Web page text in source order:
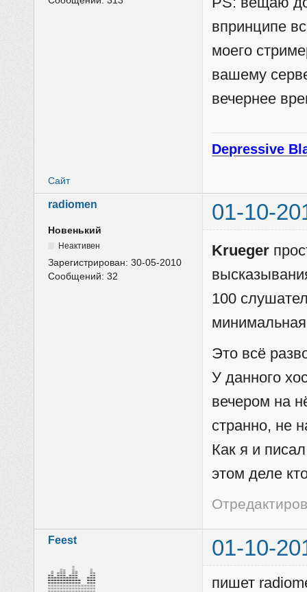
впринципе
моего
вашему
вечернее
Depressive
Сайт
radiomen 01-10-
Новенький
Неактивен
Зарегистрирован:30-05-2010
Сообщений:32
Krueger
100
Это всё
У данного
вечером на
странно, не
Как я и
этом деле
Feest 01-10-
пишет